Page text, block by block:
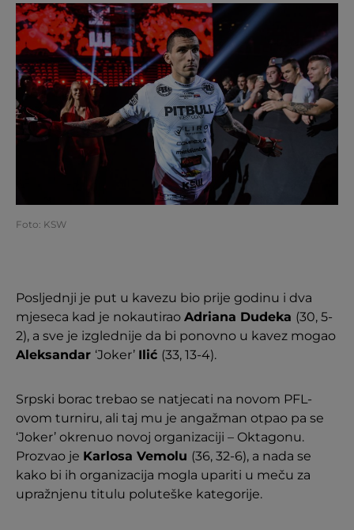
Foto: KSW
Posljednji je put u kavezu bio prije godinu i dva
mjeseca kad je nokautirao Adriana Dudeka (30, 5-
2), a sve je izglednije da bi ponovno u kavez mogao
Aleksandar ‘Joker’ Ilić (33, 13-4).
Srpski borac trebao se natjecati na novom PFL-
ovom turniru, ali taj mu je angažman otpao pa se
‘Joker’ okrenuo novoj organizaciji – Oktagonu.
Prozvao je Karlosa Vemolu (36, 32-6), a nada se
kako bi ih organizacija mogla upariti u meču za
upražnjenu titulu poluteške kategorije.